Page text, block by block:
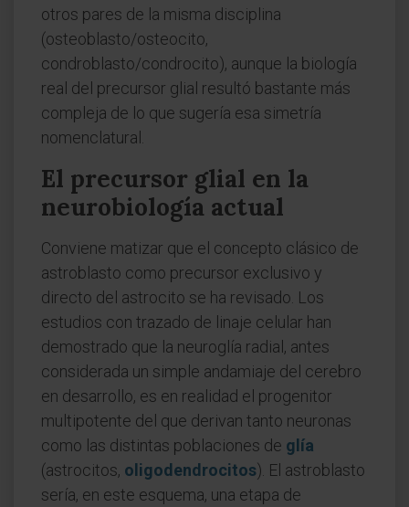
otros pares de la misma disciplina
(osteoblasto/osteocito,
condroblasto/condrocito), aunque la biología
real del precursor glial resultó bastante más
compleja de lo que sugería esa simetría
nomenclatural.
El precursor glial en la
neurobiología actual
Conviene matizar que el concepto clásico de
astroblasto como precursor exclusivo y
directo del astrocito se ha revisado. Los
estudios con trazado de linaje celular han
demostrado que la neuroglía radial, antes
considerada un simple andamiaje del cerebro
en desarrollo, es en realidad el progenitor
multipotente del que derivan tanto neuronas
como las distintas poblaciones de glía
(astrocitos, oligodendrocitos). El astroblasto
sería, en este esquema, una etapa de